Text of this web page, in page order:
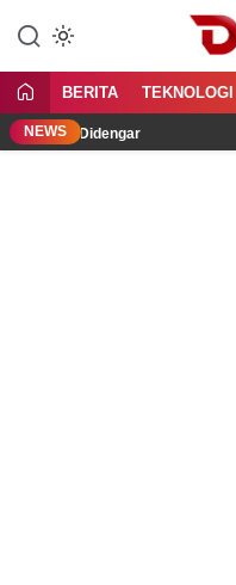
konten
Menyajikan
BERITA TEKNOLOGI
NEWS
Didengar